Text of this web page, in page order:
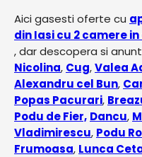
Aici gasesti oferte cu
din Iasi cu 2 camere
, dar descopera si
Nicolina, Cug,Valea
Alexandru cel Bun,
Popas Pacurari,
Podu de Fier, Dancu,
Vladimirescu, Podu
Frumoasa, Lunca